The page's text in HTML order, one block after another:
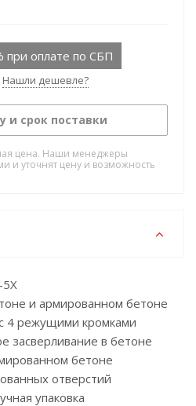
при оплате по СБП
Нашли дешевле?
и срок поставки
цена. Наши менеджеры
и уточнят цену и возможность
5X
и армированном бетоне
4 режущими кромками
засверливание в бетоне
бетоне
отверстий
упаковка